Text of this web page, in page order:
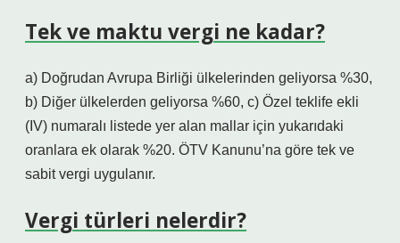
Tek ve maktu vergi ne kadar?
a) Doğrudan Avrupa Birliği ülkelerinden geliyorsa %30,
b) Diğer ülkelerden geliyorsa %60, c) Özel teklife ekli
(IV) numaralı listede yer alan mallar için yukarıdaki
oranlara ek olarak %20. ÖTV Kanunu’na göre tek ve
sabit vergi uygulanır.
Vergi türleri nelerdir?